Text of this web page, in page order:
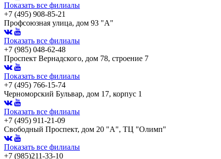
Показать все филиалы
+7 (495) 908-85-21
Профсоюзная улица, дом 93 "А"
Показать все филиалы
+7 (985) 048-62-48
Проспект Вернадского, дом 78, строение 7
Показать все филиалы
+7 (495) 766-15-74
Черноморский Бульвар, дом 17, корпус 1
Показать все филиалы
+7 (495) 911-21-09
Свободный Проспект, дом 20 "А", ТЦ "Олимп"
Показать все филиалы
+7 (985)211-33-10